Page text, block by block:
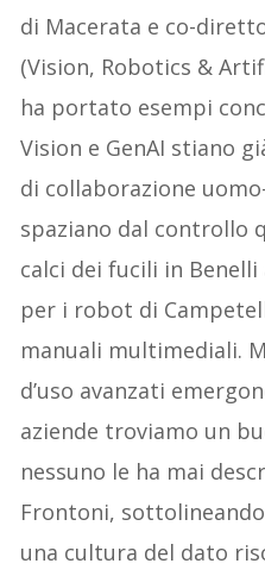
di Macerata e co-
(Vision, Robotics &
ha portato esempi
Vision e GenAI stiano
di collaborazione
spaziano dal controllo
calci dei fucili in Benelli
per i robot di
manuali multimediali.
d’uso avanzati
aziende troviamo un
nessuno le ha mai
Frontoni,
una cultura del dato